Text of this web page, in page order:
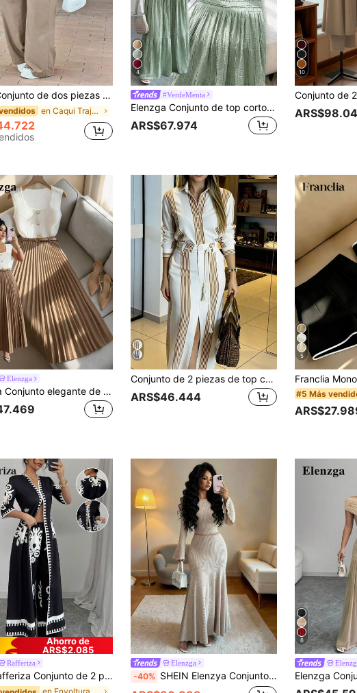
piezas de moda de verano para mujer de unicolor casual: top de manga corta con cuello y bolsillos, pantalones de pierna recta de cintura alta elegantes, del trabajo al fin de semana
en Caqui Trajes de dos piezas para mujer
4
#VerdeMenta
Elenzga Conjunto de top corto con retorcido verde y tirantes de espagueti con falda de dobladillo con volantes, conjunto de ropa elegante y romántica para fiesta, casual, playa y vacaciones
ARS$67.974
10
Elenzga
Elenzga Conjunto elegante de 2 piezas con blusa sin mangas de cuello cuadrado blanca y falda plisada marrón para mujer
Conjunto de 2 piezas de top con cuello y manga larga con estampado de rayas y falda para mujer, blanco, conjunto casual elegante
ARS$46.444
5
#5 Más
Ahorro de
ARS$2.085
Rafferiza
de 2 piezas de blusa de verano elegante de mujer de cuello en V y manga corta, y pantalones largos de cintura elástica con estampado floral, conjunto de tejido multicolor
Elenzga
-40% SHEIN Elenzya Conjunto de 2 piezas de camiseta de manga larga de cuello redondo y falda larga con volantes de tela elástica de punto acanalado, elegante para mujer, otoño/invierno
6